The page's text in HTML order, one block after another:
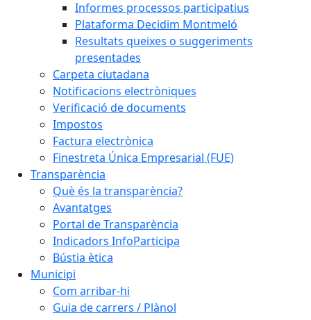
Informes processos participatius
Plataforma Decidim Montmeló
Resultats queixes o suggeriments
presentades
Carpeta ciutadana
Notificacions electròniques
Verificació de documents
Impostos
Factura electrònica
Finestreta Única Empresarial (FUE)
Transparència
Què és la transparència?
Avantatges
Portal de Transparència
Indicadors InfoParticipa
Bústia ètica
Municipi
Com arribar-hi
Guia de carrers / Plànol